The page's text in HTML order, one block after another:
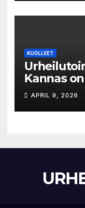
KUOLLEET
Kannas
oliAPRIL 9, 2026